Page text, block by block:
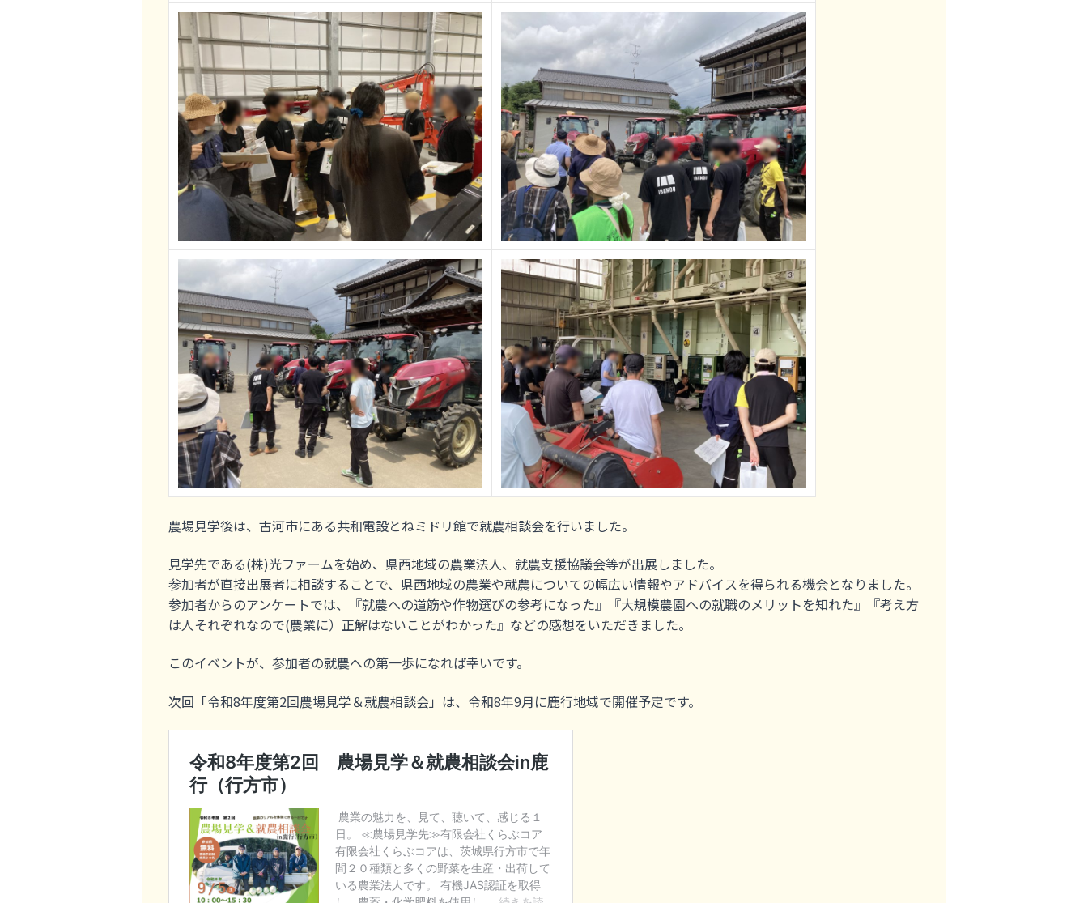
農場見学後は、古河市にある共和電設とねミドリ館で就農相談会を行いました。
見学先である(株)光ファームを始め、県西地域の農業法人、就農支援協議会等が出展しました。
参加者が直接出展者に相談することで、県西地域の農業や就農についての幅広い情報やアドバイスを得られる機会となりました。
参加者からのアンケートでは、『就農への道筋や作物選びの参考になった』『大規模農園への就職のメリットを知れた』『考え方
は人それぞれなので(農業に）正解はないことがわかった』などの感想をいただきました。
このイベントが、参加者の就農への第一歩になれば幸いです。
次回「令和8年度第2回農場見学＆就農相談会」は、令和8年9月に鹿行地域で開催予定です。